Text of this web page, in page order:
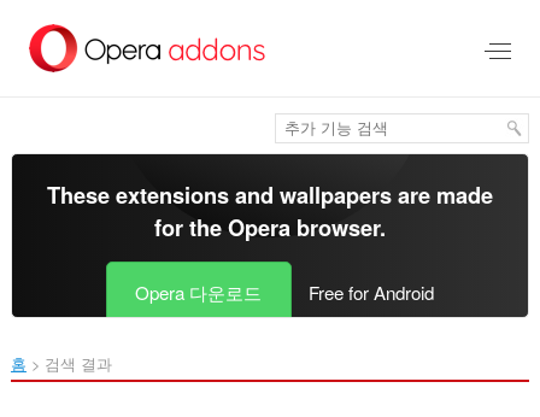
건
These extensions and wallpapers are made
for theOpera browser.
Opera 다운로드 Free for Android
홈 검색 결과